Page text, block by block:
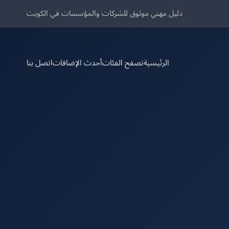
دليل مهني موثوق للشركات والمؤسسات في الكويت
الرئيسيةتصفح الفئاتأحدث الإضافاتاتصل بنا